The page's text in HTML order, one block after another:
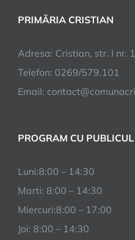
PRIMĂRIA CRISTIAN
Adresa: Cristian, str. I nr. 1
Telefon: 0269/579.101
Email:
PROGRAM CU PUBLICUL
Luni:8:00 – 14:30
Marti: 8:00 – 14:30
Miercuri:8:00 – 17:00
Joi: 8:00 – 14:30